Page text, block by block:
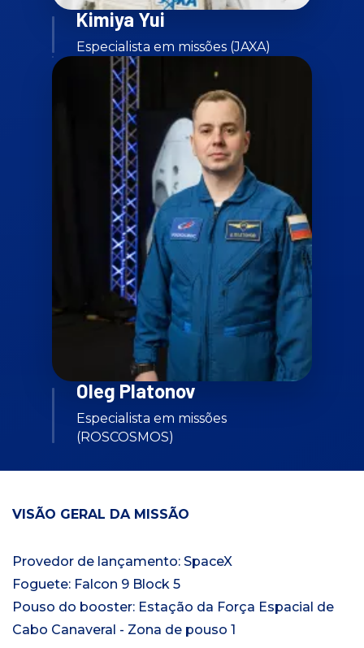
Kimiya Yui
Especialista em missões (JAXA)
Oleg Platonov
Especialista em missões
(ROSCOSMOS)
VISÃO GERAL DA MISSÃO
Provedor de lançamento: SpaceX
Foguete: Falcon 9 Block 5
Pouso do booster: Estação da Força Espacial de
Cabo Canaveral - Zona de pouso 1